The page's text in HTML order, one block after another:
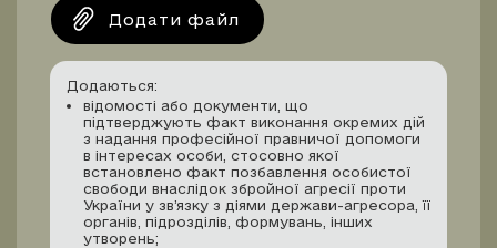
Додати файл
Додаються:
відомості або документи, що
підтверджують факт виконання окремих дій
з надання професійної правничої допомоги
в інтересах особи, стосовно якої
встановлено факт позбавлення особистої
свободи внаслідок збройної агресії проти
України у зв’язку з діями держави-агресора, її
органів, підрозділів, формувань, інших
утворень;